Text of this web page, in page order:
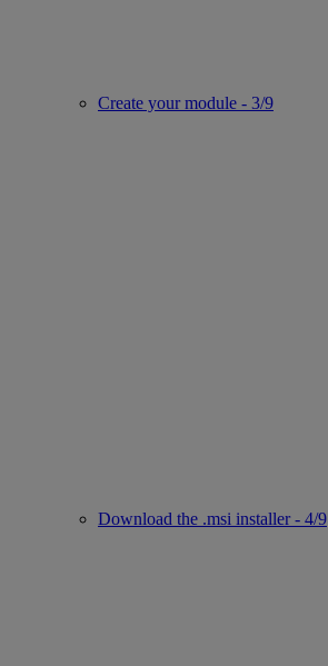
Create your module - 3/9
Download the .msi installer - 4/9